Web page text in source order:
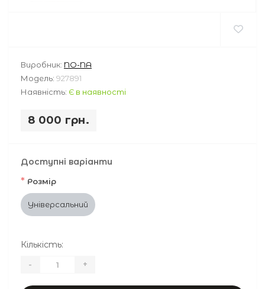
Виробник: NO-NA
Модель: 927891
Наявність: Є в наявності
8 000 грн.
Доступні варіанти
* Розмір
Універсальний
Кількість:
- +